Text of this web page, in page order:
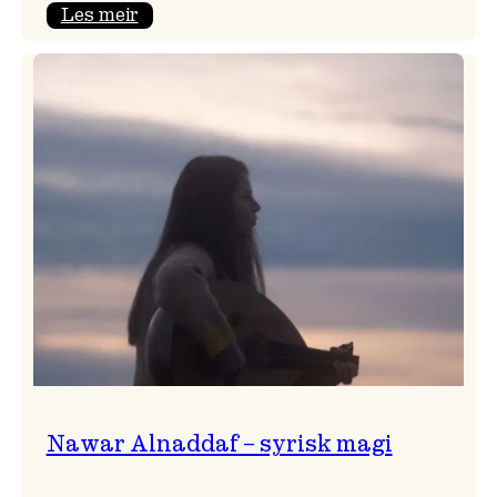
Les meir:
Nawar Alnaddaf – syrisk magi